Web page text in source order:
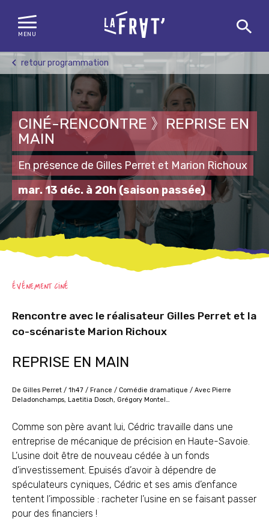
Skip
to
MENU
retour programmation
CINÉ-RENCONTRE 》REPRISE EN
MAIN
En présence de Gilles Perret et Marion Richoux
mar. 13 déc. à 20h(saison passée)
ÉVÉNEMENT CINÉ
Rencontre avec le réalisateur Gilles Perret et la
co-scénariste Marion Richoux
REPRISE EN MAIN
De Gilles Perret / 1h47 / France / Comédie dramatique / Avec Pierre
Deladonchamps, Laetitia Dosch, Grégory Montel…
Comme son père avant lui, Cédric travaille dans une
entreprise de mécanique de précision en Haute-Savoie.
L’usine doit être de nouveau cédée à un fonds
d’investissement. Epuisés d’avoir à dépendre de
spéculateurs cyniques, Cédric et ses amis d’enfance
tentent l’impossible : racheter l’usine en se faisant passer
pour des financiers !